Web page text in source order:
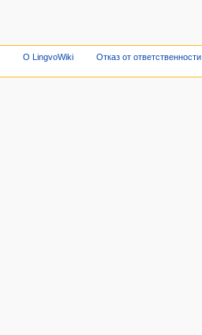
О LingvoWiki Отказ от ответственности